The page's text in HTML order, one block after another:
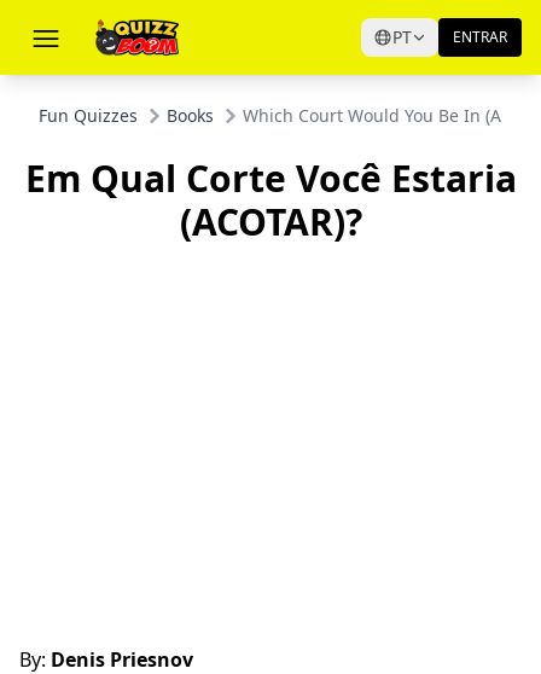
PT ENTRAR
Fun Quizzes Books Which Court Would You Be In
Em Qual Corte Você Estaria
(ACOTAR)?
By: Denis Priesnov